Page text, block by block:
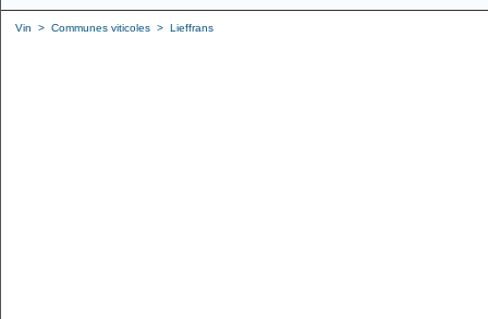
Vin > Communes viticoles > Lieffrans